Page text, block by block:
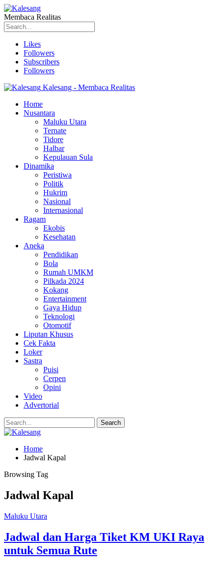
Membaca Realitas
Likes
Followers
Subscribers
Followers
Kalesang - Membaca Realitas
Home
Nusantara
Maluku Utara
Ternate
Tidore
Halbar
Kepulauan Sula
Dinamika
Peristiwa
Politik
Hukrim
Nasional
Internasional
Ragam
Ekobis
Kesehatan
Aneka
Pendidikan
Bola
Rumah UMKM
Pilkada 2024
Kokang
Entertainment
Gaya Hidup
Teknologi
Otomotif
Liputan Khusus
Cek Fakta
Loker
Sastra
Puisi
Cerpen
Opini
Video
Advertorial
Home
Jadwal Kapal
Browsing Tag
Jadwal Kapal
Maluku Utara
Jadwal dan Harga Tiket KM UKI Raya
untuk Semua Rute